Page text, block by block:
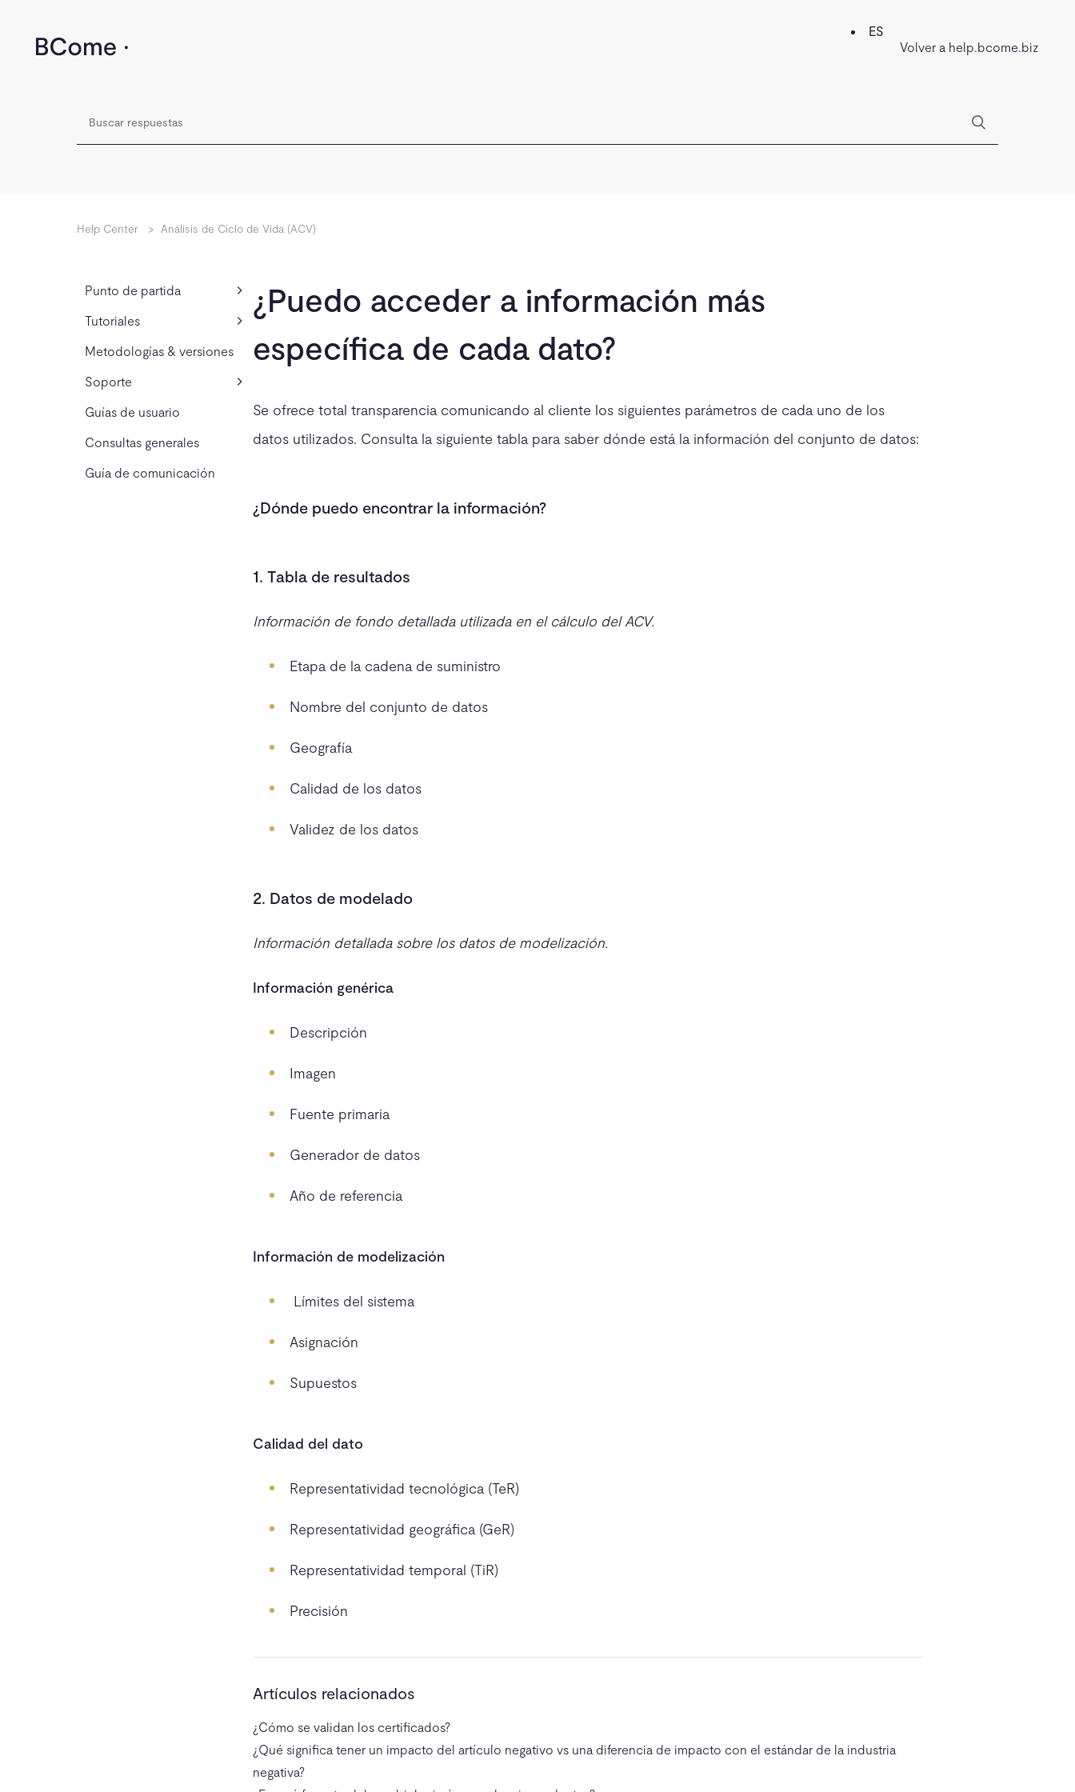
ES
Volver a help.bcome.biz
Help Center > Análisis de Ciclo de Vida (ACV)
Punto de partida
Tutoriales
Metodologías & versiones
Soporte
Guías de usuario
Consultas generales
Guía de comunicación
¿Puedo acceder a información más
específica de cada dato?
Se ofrece total transparencia comunicando al cliente los siguientes parámetros de cada uno de los
datos utilizados. Consulta la siguiente tabla para saber dónde está la información del conjunto de datos:
¿Dónde puedo encontrar la información?
1. Tabla de resultados
Información de fondo detallada utilizada en el cálculo del ACV.
Etapa de la cadena de suministro
Nombre del conjunto de datos
Geografía
Calidad de los datos
Validez de los datos
2. Datos de modelado
Información detallada sobre los datos de modelización.
Información genérica
Descripción
Imagen
Fuente primaria
Generador de datos
Año de referencia
Información de modelización
Límites del sistema
Asignación
Supuestos
Calidad del dato
Representatividad tecnológica (TeR)
Representatividad geográfica (GeR)
Representatividad temporal (TiR)
Precisión
Artículos relacionados
¿Cómo se validan los certificados?
¿Qué significa tener un impacto del artículo negativo vs una diferencia de impacto con el estándar de la industria
negativa?